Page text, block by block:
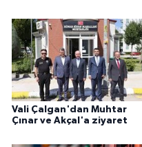
Vali Çalgan'dan Muhtar
Çınar ve Akçal'a ziyaret